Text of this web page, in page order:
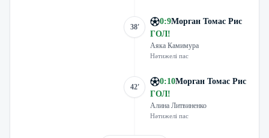
38'
0:9Морган Томас Рис
ГОЛ!
Аяка Камимура
Нәтижелі пас
42'
0:10Морган Томас Рис
ГОЛ!
Алина Литвиненко
Нәтижелі пас